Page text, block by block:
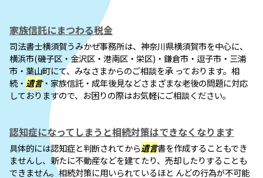
家族信託にまつわる税金
司法書士横須賀うみかぜ事務所は、神奈川県横須賀市を中心に、
横浜市(磯子区・金沢区・港南区・栄区)・鎌倉市・逗子市・三浦
市・葉山町にて、みなさまからのご相談を承 っております。相
続・ 遺言・家族信託・成年後見などさまざまな老後の問題に対応
しておりますので、お困りの際はお気軽にご相談ください。
認知症になってしまうと相続対策はできなくなります
具体的には認知症と判断されてから遺言書を作成することもでき
ませんし、新たに不動産などを建てたり、売却したりすることも
できません。相続対策に用いられているほと んどの行為が不可能